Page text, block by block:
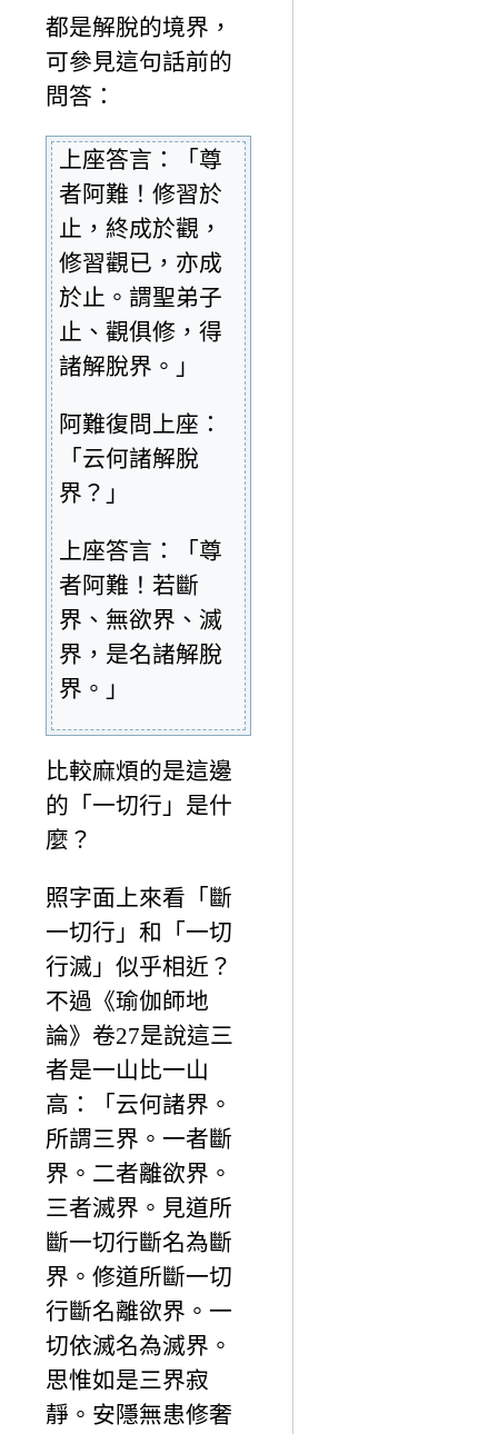
都是解脫的境界，
可參見這句話前的
問答：
上座答言：「尊
者阿難！修習於
止，終成於觀，
修習觀已，亦成
於止。謂聖弟子
止、觀俱修，得
諸解脫界。」
阿難復問上座：
「云何諸解脫
界？」
上座答言：「尊
者阿難！若斷
界、無欲界、滅
界，是名諸解脫
界。」
比較麻煩的是這邊
的「一切行」是什
麼？
照字面上來看「斷
一切行」和「一切
行滅」似乎相近？
不過《瑜伽師地
論》卷27是說這三
者是一山比一山
高：「云何諸界。
所謂三界。一者斷
界。二者離欲界。
三者滅界。見道所
斷一切行斷名為斷
界。修道所斷一切
行斷名離欲界。一
切依滅名為滅界。
思惟如是三界寂
靜。安隱無患修奢